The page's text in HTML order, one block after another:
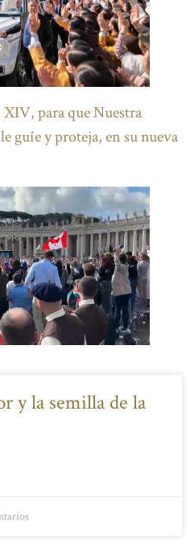
XIV, para que Nuestra
guíe y proteja, en su nueva
y la semilla de la